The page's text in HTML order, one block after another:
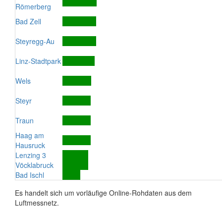
Römerberg
Bad Zell
Steyregg-Au
Linz-Stadtpark
Wels
Steyr
Traun
Haag am
Hausruck
Lenzing 3
Vöcklabruck
Bad Ischl
Es handelt sich um vorläufige Online-Rohdaten aus dem
Luftmessnetz.